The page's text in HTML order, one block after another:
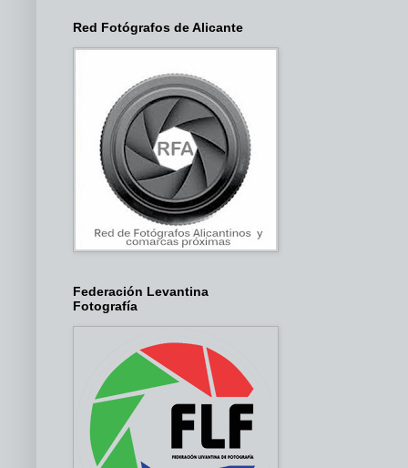
Red Fotógrafos de Alicante
Federación Levantina
Fotografía